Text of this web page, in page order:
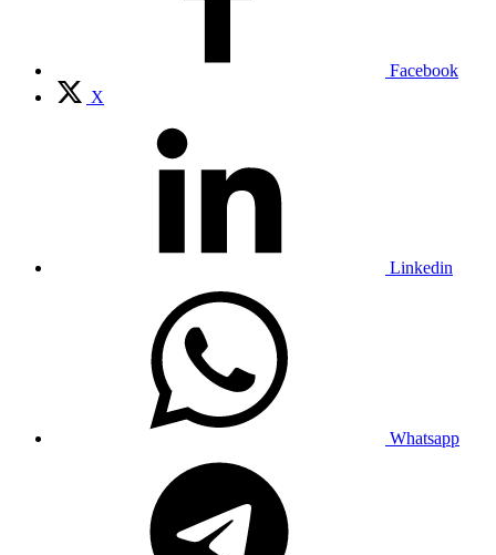
Facebook
X
Linkedin
Whatsapp